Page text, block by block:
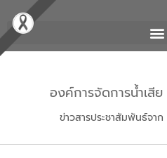
องค์การจัดการน้ำเสี
ข่าวสารประชาสัมพันธ์จา